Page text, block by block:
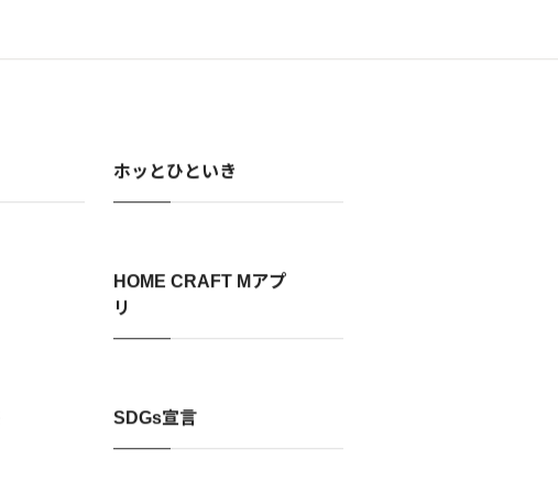
ホッとひといき
HOME CRAFT Mアプ
リ
SDGs宣言